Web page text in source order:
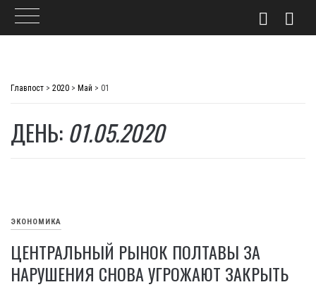
Главпост > 2020 > Май > 01
ДЕНЬ: 01.05.2020
ЭКОНОМИКА
ЦЕНТРАЛЬНЫЙ РЫНОК ПОЛТАВЫ ЗА
НАРУШЕНИЯ СНОВА УГРОЖАЮТ ЗАКРЫТЬ